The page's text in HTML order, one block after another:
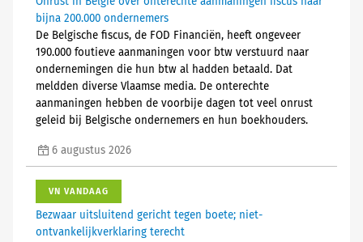
bijna 200.000 ondernemers
De Belgische fiscus, de FOD Financiën, heeft ongeveer
190.000 foutieve aanmaningen voor btw verstuurd naar
ondernemingen die hun btw al hadden betaald. Dat
meldden diverse Vlaamse media. De onterechte
aanmaningen hebben de voorbije dagen tot veel onrust
geleid bij Belgische ondernemers en hun boekhouders.
6 augustus 2026
VN VANDAAG
Bezwaar uitsluitend gericht tegen boete; niet-
ontvankelijkverklaring terecht